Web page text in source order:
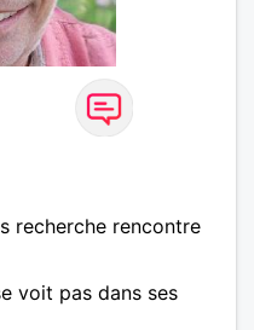
recherche rencontre
voit pas dans ses